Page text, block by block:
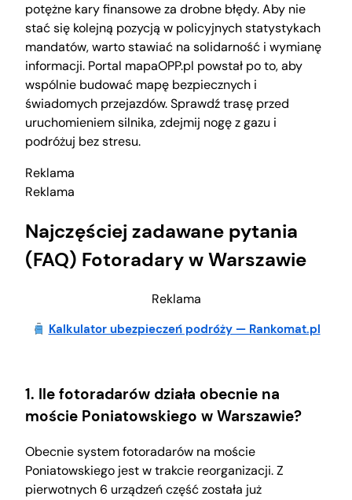
potężne kary finansowe za drobne błędy. Aby nie
stać się kolejną pozycją w policyjnych statystykach
mandatów, warto stawiać na solidarność i wymianę
informacji. Portal mapaOPP.pl powstał po to, aby
wspólnie budować mapę bezpiecznych i
świadomych przejazdów. Sprawdź trasę przed
uruchomieniem silnika, zdejmij nogę z gazu i
podróżuj bez stresu.
Reklama
Reklama
Najczęściej zadawane pytania
(FAQ) Fotoradary w Warszawie
Reklama
Kalkulator ubezpieczeń podróży — Rankomat.pl
1. Ile fotoradarów działa obecnie na
moście Poniatowskiego w Warszawie?
Obecnie system fotoradarów na moście
Poniatowskiego jest w trakcie reorganizacji. Z
pierwotnych 6 urządzeń część została już